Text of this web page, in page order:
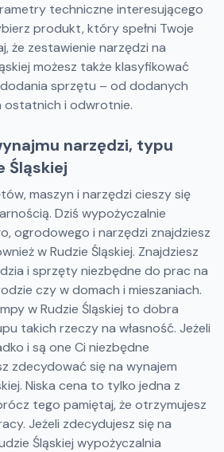
techniczne interesującego
produkt, który spełni Twoje
że zestawienie narzędzi na
możesz także klasyfikować
sprzętu – od dodanych
ostatnich i odwrotnie.
narzędzi, typu
Śląskiej
maszyn i narzędzi cieszy się
Dziś wypożyczalnie
ogrodowego i narzędzi znajdziesz
w Rudzie Śląskiej. Znajdziesz
i sprzęty niezbędne do prac na
czy w domach i mieszaniach.
w Rudzie Śląskiej to dobra
takich rzeczy na własność. Jeżeli
i są one Ci niezbędne
zdecydować się na wynajem
Niska cena to tylko jedna z
tego pamiętaj, że otrzymujesz
Jeżeli zdecydujesz się na
Śląskiej wypożyczalnia